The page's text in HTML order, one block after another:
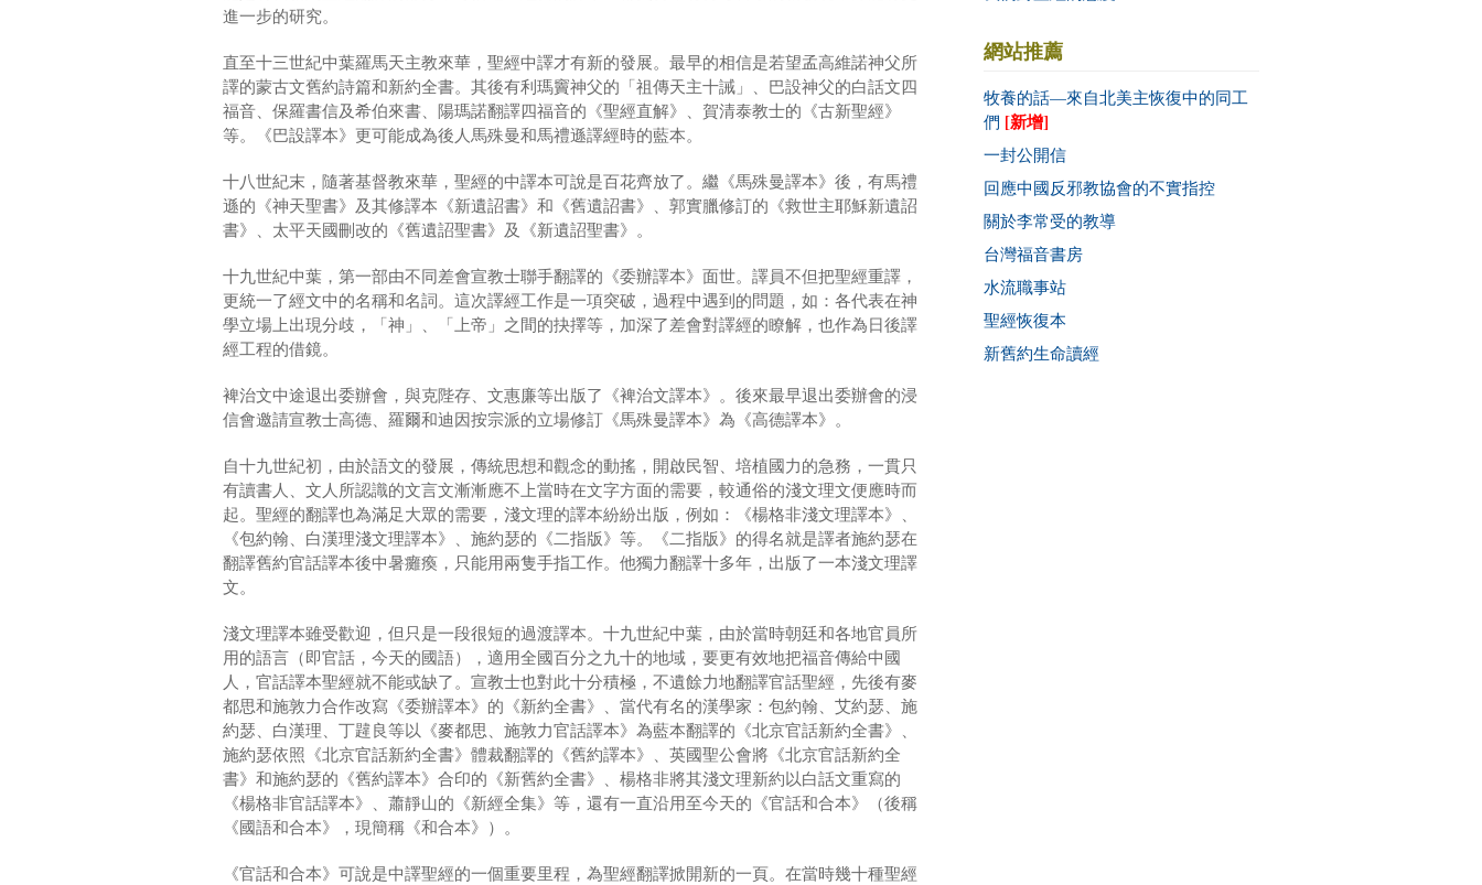
進一步的研究。
直至十三世紀中葉羅馬天主教來華，聖經中譯才有新的發展。最早的相信是若望孟高維諾神父所
譯的蒙古文舊約詩篇和新約全書。其後有利瑪竇神父的「祖傳天主十誡」、巴設神父的白話文四
福音、保羅書信及希伯來書、陽瑪諾翻譯四福音的《聖經直解》、賀清泰教士的《古新聖經》
等。《巴設譯本》更可能成為後人馬殊曼和馬禮遜譯經時的藍本。
十八世紀末，隨著基督教來華，聖經的中譯本可說是百花齊放了。繼《馬殊曼譯本》後，有馬禮
遜的《神天聖書》及其修譯本《新遺詔書》和《舊遺詔書》、郭實臘修訂的《救世主耶穌新遺詔
書》、太平天國刪改的《舊遺詔聖書》及《新遺詔聖書》。
十九世紀中葉，第一部由不同差會宣教士聯手翻譯的《委辦譯本》面世。譯員不但把聖經重譯，
更統一了經文中的名稱和名詞。這次譯經工作是一項突破，過程中遇到的問題，如：各代表在神
學立場上出現分歧，「神」、「上帝」之間的抉擇等，加深了差會對譯經的瞭解，也作為日後譯
經工程的借鏡。
裨治文中途退出委辦會，與克陛存、文惠廉等出版了《裨治文譯本》。後來最早退出委辦會的浸
信會邀請宣教士高德、羅爾和迪因按宗派的立場修訂《馬殊曼譯本》為《高德譯本》。
自十九世紀初，由於語文的發展，傳統思想和觀念的動搖，開啟民智、培植國力的急務，一貫只
有讀書人、文人所認識的文言文漸漸應不上當時在文字方面的需要，較通俗的淺文理文便應時而
起。聖經的翻譯也為滿足大眾的需要，淺文理的譯本紛紛出版，例如：《楊格非淺文理譯本》、
《包約翰、白漢理淺文理譯本》、施約瑟的《二指版》等。《二指版》的得名就是譯者施約瑟在
翻譯舊約官話譯本後中暑癱瘓，只能用兩隻手指工作。他獨力翻譯十多年，出版了一本淺文理譯
文。
淺文理譯本雖受歡迎，但只是一段很短的過渡譯本。十九世紀中葉，由於當時朝廷和各地官員所
用的語言（即官話，今天的國語），適用全國百分之九十的地域，要更有效地把福音傳給中國
人，官話譯本聖經就不能或缺了。宣教士也對此十分積極，不遺餘力地翻譯官話聖經，先後有麥
都思和施敦力合作改寫《委辦譯本》的《新約全書》、當代有名的漢學家：包約翰、艾約瑟、施
約瑟、白漢理、丁韙良等以《麥都思、施敦力官話譯本》為藍本翻譯的《北京官話新約全書》、
施約瑟依照《北京官話新約全書》體裁翻譯的《舊約譯本》、英國聖公會將《北京官話新約全
書》和施約瑟的《舊約譯本》合印的《新舊約全書》、楊格非將其淺文理新約以白話文重寫的
《楊格非官話譯本》、蕭靜山的《新經全集》等，還有一直沿用至今天的《官話和合本》（後稱
《國語和合本》，現簡稱《和合本》）。
《官話和合本》可說是中譯聖經的一個重要里程，為聖經翻譯掀開新的一頁。在當時幾十種聖經
網站推薦
牧養的話—來自北美主恢復中的同工
們 [新增]
一封公開信
回應中國反邪教協會的不實指控
關於李常受的教導
台灣福音書房
水流職事站
聖經恢復本
新舊約生命讀經